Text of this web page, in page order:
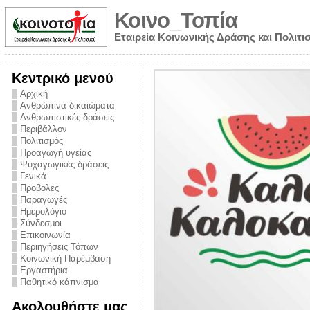
Κοινο_Τοπία
Εταιρεία Κοινωνικής Δράσης και
Κεντρικό μενού
Αρχική
Ανθρώπινα δικαιώματα
Ανθρωπιστικές δράσεις
Περιβάλλον
Πολιτισμός
Προαγωγή υγείας
Ψυχαγωγικές δράσεις
Γενικά
Προβολές
Παραγωγές
Ημερολόγιο
Σύνδεσμοι
Επικοινωνία
Περιηγήσεις Τόπων
Κοινωνική Παρέμβαση
Εργαστήρια
Παθητικό κάπνισμα
Ακολουθήστε μας
από την
την ημέρα
και
στο
Πρόληψης